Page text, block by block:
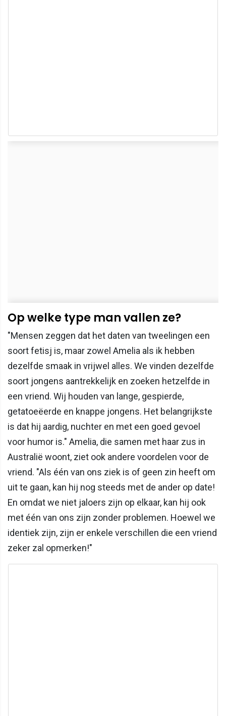
Op welke type man vallen ze?
"Mensen zeggen dat het daten van tweelingen een
soort fetisj is, maar zowel Amelia als ik hebben
dezelfde smaak in vrijwel alles. We vinden dezelfde
soort jongens aantrekkelijk en zoeken hetzelfde in
een vriend. Wij houden van lange, gespierde,
getatoeëerde en knappe jongens. Het belangrijkste
is dat hij aardig, nuchter en met een goed gevoel
voor humor is." Amelia, die samen met haar zus in
Australië woont, ziet ook andere voordelen voor de
vriend. "Als één van ons ziek is of geen zin heeft om
uit te gaan, kan hij nog steeds met de ander op date!
En omdat we niet jaloers zijn op elkaar, kan hij ook
met één van ons zijn zonder problemen. Hoewel we
identiek zijn, zijn er enkele verschillen die een vriend
zeker zal opmerken!"